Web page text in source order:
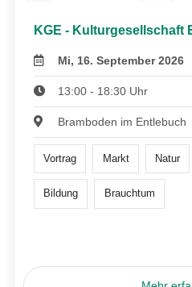
KGE - Kulturgesellschaft
Mi, 16. September 2026
13:00 - 18:30 Uhr
Bramboden im Entlebuch
Vortrag Markt Natur
Bildung Brauchtum